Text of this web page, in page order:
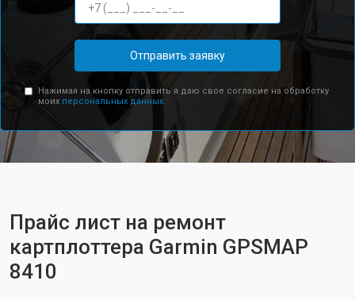
Отправить заявку
Нажимая на кнопку отправить я даю свое согласие на обработку
моих персональных данных.
Прайс лист на ремонт
картплоттера Garmin GPSMAP
8410